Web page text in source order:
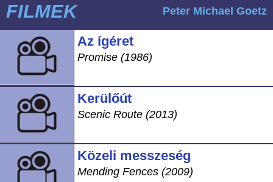
FILMEK Peter Michael Goetz
Az ígéret
Promise (1986)
Kerülőút
Scenic Route (2013)
Közeli messzeség
Mending Fences (2009)